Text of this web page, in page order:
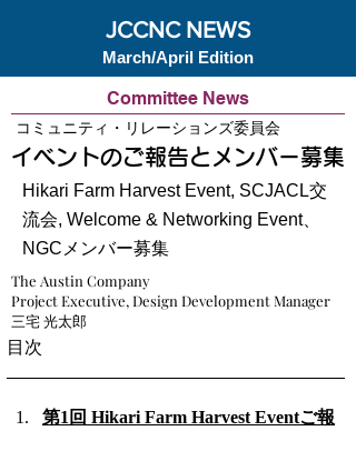
JCCNC NEWS
March/April Edition
Committee News
コミュニティ・リレーションズ委員会
イベントのご報告とメンバー募集
Hikari Farm Harvest Event, SCJACL交
流会, Welcome & Networking Event、
NGCメンバー募集
The Austin Company
Project Executive, Design Development Manager
三宅 光太郎
目次
第1回 Hikari Farm Harvest Eventご報